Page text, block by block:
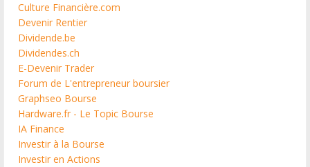
Culture Financière.com
Devenir Rentier
Dividende.be
Dividendes.ch
E-Devenir Trader
Forum de L'entrepreneur boursier
Graphseo Bourse
Hardware.fr - Le Topic Bourse
IA Finance
Investir à la Bourse
Investir en Actions